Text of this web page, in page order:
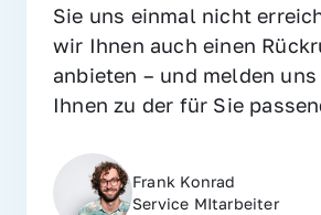
Sie uns einmal nicht
wir Ihnen auch einen
anbieten – und melden
Ihnen zu der für Sie
Frank Konrad
Service MItarbeiter